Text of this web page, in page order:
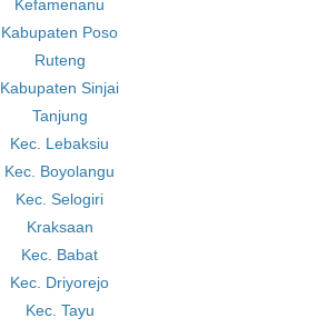
Kefamenanu
Kabupaten Poso
Ruteng
Kabupaten Sinjai
Tanjung
Kec. Lebaksiu
Kec. Boyolangu
Kec. Selogiri
Kraksaan
Kec. Babat
Kec. Driyorejo
Kec. Tayu